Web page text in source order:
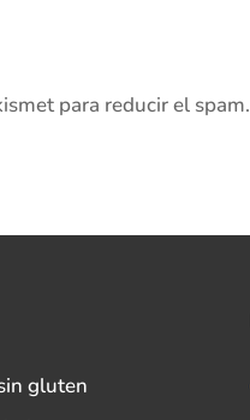
para reducir el spam.
gluten